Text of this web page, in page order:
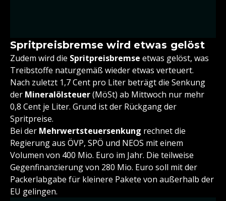
Spritpreisbremse wird etwas gelöst
Zudem wird die Spritpreisbremse etwas gelöst, was
Treibstoffe naturgemäß wieder etwas verteuert.
Nach zuletzt 1,7 Cent pro Liter beträgt die Senkung
der Mineralölsteuer(MöSt) ab Mittwoch nur mehr
0,8 Cent je Liter. Grund ist der Rückgang der
Spritpreise.
Bei der Mehrwertsteuersenkung rechnet die
Regierung aus ÖVP, SPÖ und NEOS mit einem
Volumen von 400 Mio. Euro im Jahr. Die teilweise
Gegenfinanzierung von 280 Mio. Euro soll mit der
Packerlabgabe für kleinere Pakete von außerhalb der
EU gelingen.